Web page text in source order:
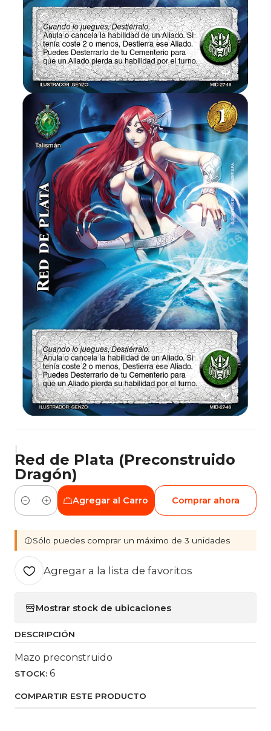
|
Red de Plata (Preconstruido
Dragón)
Cantidad
Agregar al Carro Comprar ahora
Sólo puedes comprar un máximo de 3 unidades
Agregar a la lista de favoritos
Mostrar stock de ubicaciones
DESCRIPCIÓN
Mazo preconstruido
STOCK: 6
COMPARTIR ESTE PRODUCTO